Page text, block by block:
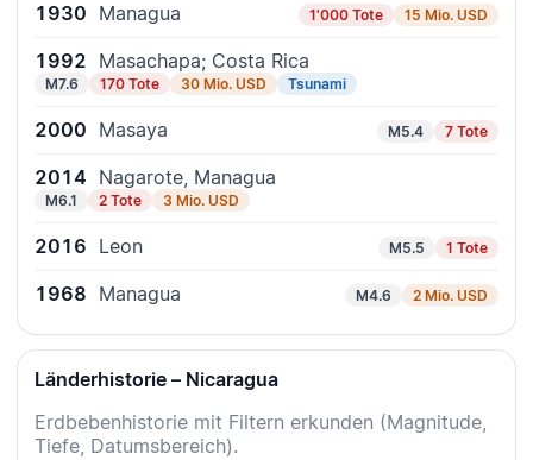
1930 Managua 1'000 Tote 15 Mio. USD
1992 Masachapa; Costa Rica
M7.6 170 Tote 30 Mio. USD Tsunami
2000 Masaya M5.4 7 Tote
2014 Nagarote, Managua
M6.1 2 Tote 3 Mio. USD
2016 Leon M5.5 1 Tote
1968 Managua M4.6 2 Mio. USD
Länderhistorie – Nicaragua
Erdbebenhistorie mit Filtern erkunden (Magnitude,
Tiefe, Datumsbereich).